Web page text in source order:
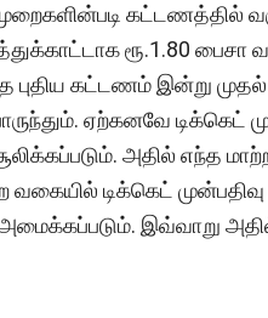
கட்டணத்தில்
ரூ.1.80 பைசா
புதிய கட்டணம் இன்று முதல்
ஏற்கனவே டிக்கெட்
அதில் எந்த
டிக்கெட்
இவ்வாறு